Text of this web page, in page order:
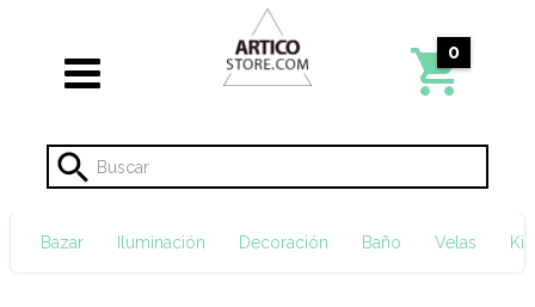
0
Bazar Iluminación Decoración Baño Velas